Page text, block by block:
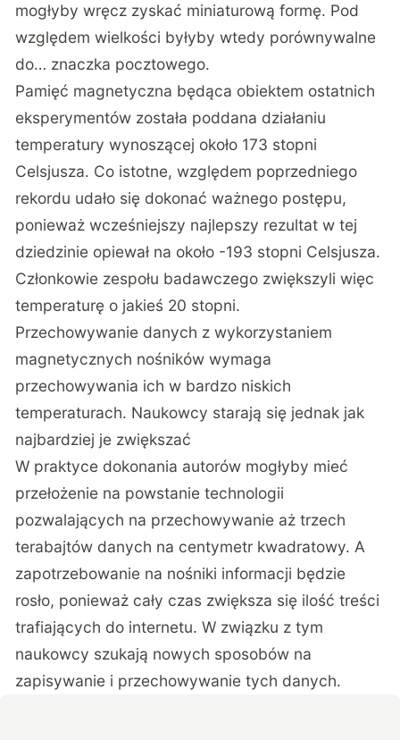
mogłyby wręcz zyskać miniaturową formę. Pod
względem wielkości byłyby wtedy porównywalne
do… znaczka pocztowego.
Pamięć magnetyczna będąca obiektem ostatnich
eksperymentów została poddana działaniu
temperatury wynoszącej około 173 stopni
Celsjusza. Co istotne, względem poprzedniego
rekordu udało się dokonać ważnego postępu,
ponieważ wcześniejszy najlepszy rezultat w tej
dziedzinie opiewał na około -193 stopni Celsjusza.
Członkowie zespołu badawczego zwiększyli więc
temperaturę o jakieś 20 stopni.
Przechowywanie danych z wykorzystaniem
magnetycznych nośników wymaga
przechowywania ich w bardzo niskich
temperaturach. Naukowcy starają się jednak jak
najbardziej je zwiększać
W praktyce dokonania autorów mogłyby mieć
przełożenie na powstanie technologii
pozwalających na przechowywanie aż trzech
terabajtów danych na centymetr kwadratowy. A
zapotrzebowanie na nośniki informacji będzie
rosło, ponieważ cały czas zwiększa się ilość treści
trafiających do internetu. W związku z tym
naukowcy szukają nowych sposobów na
zapisywanie i przechowywanie tych danych.